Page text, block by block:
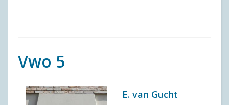
Vwo 5
E. van Gucht